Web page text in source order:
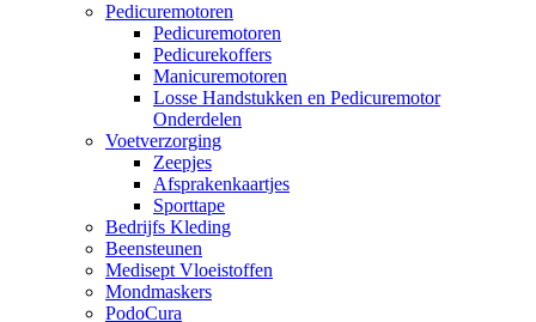
Pedicuremotoren
Pedicuremotoren
Pedicurekoffers
Manicuremotoren
Losse Handstukken en Pedicuremotor
Onderdelen
Voetverzorging
Zeepjes
Afsprakenkaartjes
Sporttape
Bedrijfs Kleding
Beensteunen
Medisept Vloeistoffen
Mondmaskers
PodoCura